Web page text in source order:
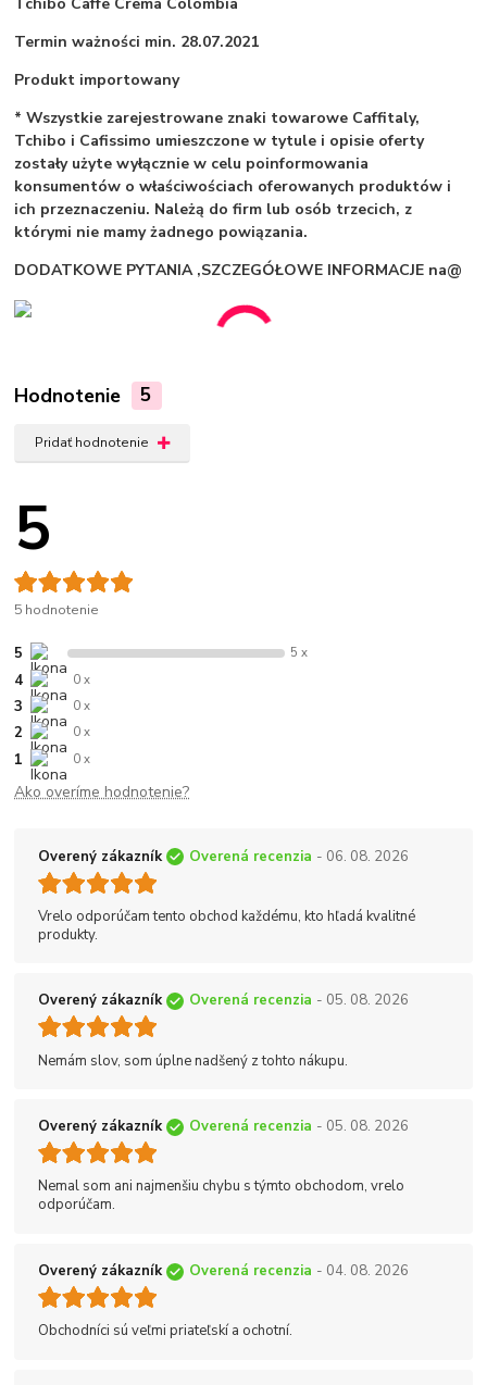
Termin ważności min. 28.07.2021
Produkt importowany
* Wszystkie zarejestrowane znaki towarowe Caffitaly,
Tchibo i Cafissimo umieszczone w tytule i opisie oferty
zostały użyte wyłącznie w celu poinformowania
konsumentów o właściwościach oferowanych produktów i
ich przeznaczeniu. Należą do firm lub osób trzecich, z
którymi nie mamy żadnego powiązania.
DODATKOWE PYTANIA ,SZCZEGÓŁOWE INFORMACJE na@
Hodnotenie 5
Pridať hodnotenie
5
5 hodnotenie
5 5 x
4 0 x
3 0 x
2 0 x
1 0 x
Ako overíme hodnotenie?
Overený zákazník Overená recenzia - 06. 08. 2026
Vrelo odporúčam tento obchod každému, kto hľadá kvalitné
produkty.
Overený zákazník Overená recenzia - 05. 08. 2026
Nemám slov, som úplne nadšený z tohto nákupu.
Overený zákazník Overená recenzia - 05. 08. 2026
Nemal som ani najmenšiu chybu s týmto obchodom, vrelo
odporúčam.
Overený zákazník Overená recenzia - 04. 08. 2026
Obchodníci sú veľmi priateľskí a ochotní.